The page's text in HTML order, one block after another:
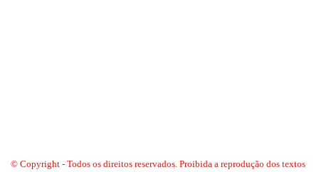
© Copyright - Todos os direitos reservados. Proibida a reprodução dos textos